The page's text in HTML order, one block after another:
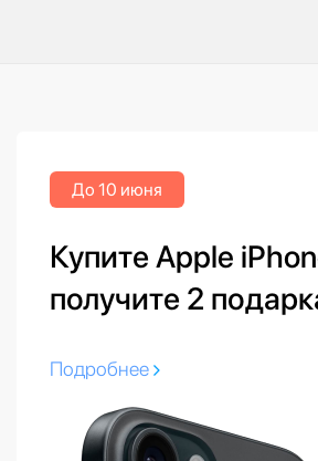
До 10 июня
Купите Apple
получите 2
Подробнее